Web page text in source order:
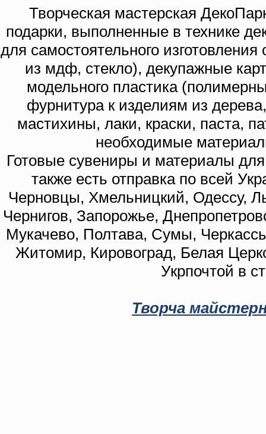
Творческая мастерская
подарки, выполненные в технике
для самостоятельного
из мдф, стекло), декупажные
модельного пластика
фурнитура к изделиям из
мастихины, лаки, краски, паста,
необходимые
Готовые сувениры и материалы
также есть отправка по всей
Черновцы, Хмельницкий, Одессу,
Чернигов, Запорожье,
Мукачево, Полтава, Сумы,
Житомир, Кировоград, Белая
Укрпочтой в
Творча